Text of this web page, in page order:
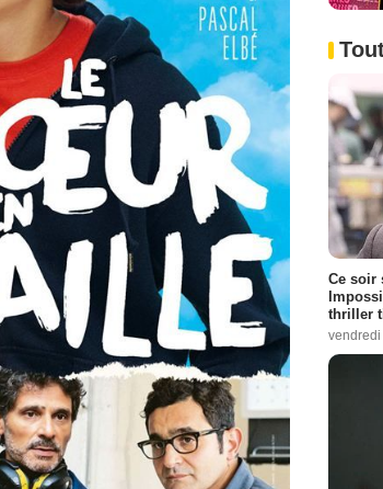
Ce soir
thriller
vendredi